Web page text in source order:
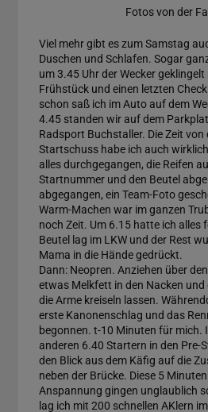
Fotos von der
Viel mehr gibt es zum Samstag
Duschen und Schlafen. Sogar
um 3.45 Uhr der Wecker
Frühstück und einen letzten
schon saß ich im Auto auf dem
4.45 standen wir auf dem
Radsport Buchstaller. Die Zeit
Startschuss habe ich auch
alles durchgegangen, die Reifen
Startnummer und den Beutel
abgegangen, ein Team-Foto
Warm-Machen war im ganzen
noch Zeit. Um 6.15 hatte ich alles
Beutel lag im LKW und der Rest
Mama in die Hände gedrückt.
Dann: Neopren. Anziehen über
etwas Melkfett in den Nacken und
die Arme kreiseln lassen.
erste Kanonenschlag und das
begonnen. t-10 Minuten für mich.
anderen 6.40 Startern in den Pre-
den Blick aus dem Käfig auf die
neben der Brücke. Diese 5
Anspannung gingen unglaublich
lag ich mit 200 schnellen AKlern